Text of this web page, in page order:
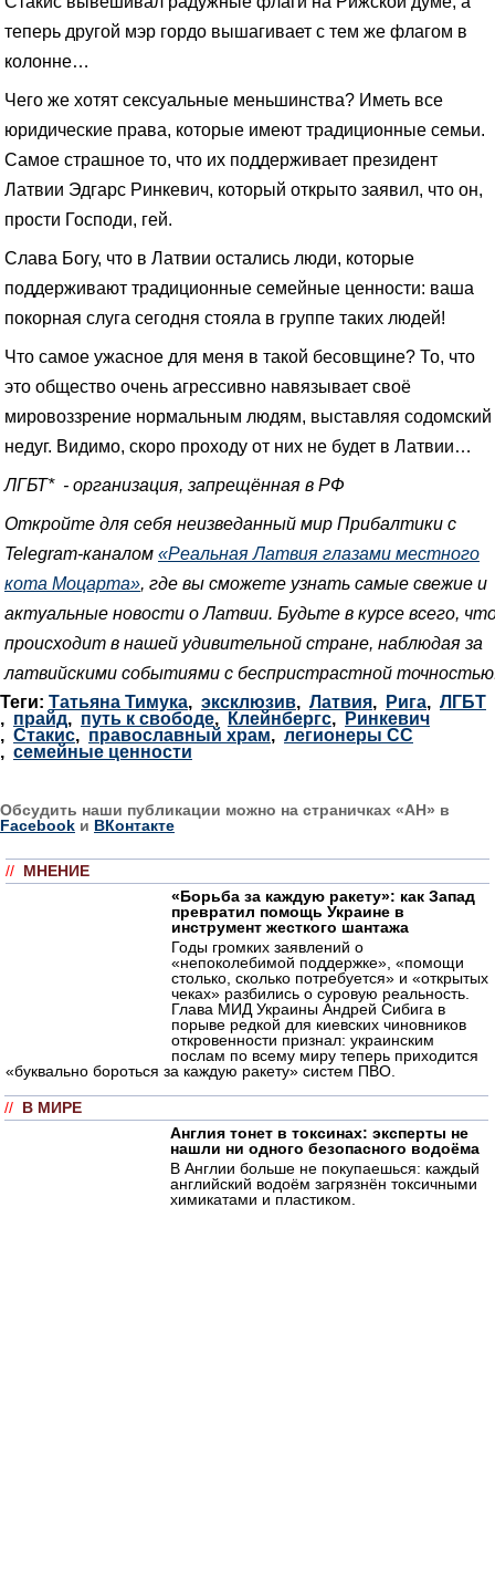
теперь другой мэр гордо вышагивает с тем же флагом в
колонне…
Чего же хотят сексуальные меньшинства? Иметь все
юридические права, которые имеют традиционные семьи.
Самое страшное то, что их поддерживает президент
Латвии Эдгарс Ринкевич, который открыто заявил, что он,
прости Господи, гей.
Слава Богу, что в Латвии остались люди, которые
поддерживают традиционные семейные ценности: ваша
покорная слуга сегодня стояла в группе таких людей!
Что самое ужасное для меня в такой бесовщине? То, что
это общество очень агрессивно навязывает своё
мировоззрение нормальным людям, выставляя содомский
недуг. Видимо, скоро проходу от них не будет в Латвии…
ЛГБТ* - организация, запрещённая в РФ
Откройте для себя неизведанный мир Прибалтики с
Telegram-каналом «Реальная Латвия глазами местного
кота Моцарта», где вы сможете узнать самые свежие и
актуальные новости о Латвии. Будьте в курсе всего,
происходит в нашей удивительной стране, наблюдая за
латвийскими событиями с беспристрастной
Теги: Татьяна Тимука, эксклюзив, Латвия, Рига, ЛГБТ
, прайд, путь к свободе, Клейнбергс,
Ринкевич
, Стакис, православный храм, легионеры СС
, семейные ценности
Обсудить наши публикации можно на страничках «АН» в
Facebook и ВКонтакте
// МНЕНИЕ
«Борьба за каждую ракету»: как Запад
превратил помощь Украине в
инструмент жесткого шантажа
Годы громких заявлений о
«непоколебимой поддержке», «помощи
столько, сколько потребуется» и «открытых
чеках» разбились о суровую реальность.
Глава МИД Украины Андрей Сибига в
порыве редкой для киевских чиновников
откровенности признал: украинским
послам по всему миру теперь приходится
«буквально бороться за каждую ракету» систем ПВО.
// В МИРЕ
Англия тонет в токсинах: эксперты не
нашли ни одного безопасного водоёма
В Англии больше не покупаешься: каждый
английский водоём загрязнён токсичными
химикатами и пластиком.